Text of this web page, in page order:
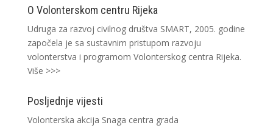
O Volonterskom centru Rijeka
Udruga za razvoj civilnog društva SMART, 2005. godine
započela je sa sustavnim pristupom razvoju
volonterstva i programom Volonterskog centra Rijeka.
Više >>>
Posljednje vijesti
Volonterska akcija Snaga centra grada